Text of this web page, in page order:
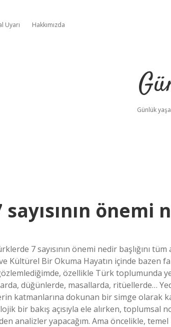
Uyarı Hakkımızda
Günlük
önemi
7 sayısının önemi nedir başlığını
ve Kültürel Bir Okuma Hayatın içinde bazen
özellikle Türk toplumunda
düğünlerde, masallarda, ritüellerde…
katmanlarına dokunan bir simge olarak
bir bakış açısıyla ele alırken,
analizler yapacağım. Ama öncelikle, temel